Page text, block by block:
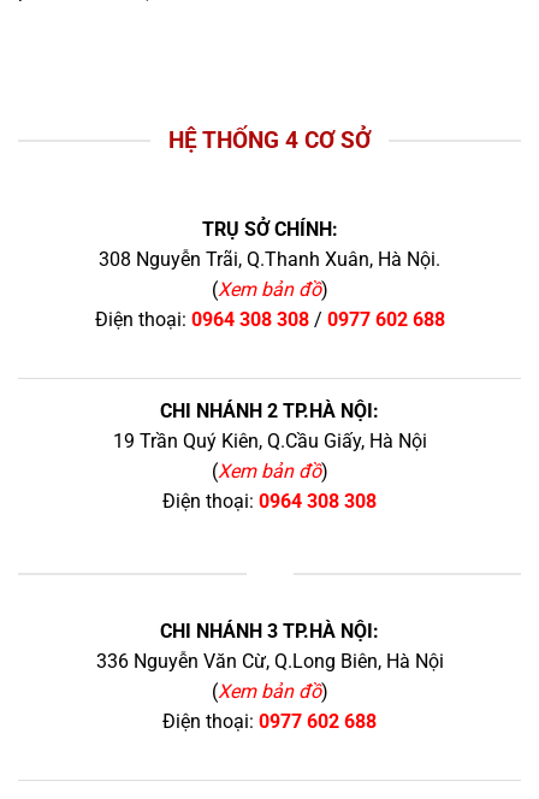
HỆ THỐNG 4 CƠ SỞ
TRỤ SỞ CHÍNH:
308 Nguyễn Trãi, Q.Thanh Xuân, Hà Nội.
(Xem bản đồ)
Điện thoại: 0964 308 308/ 0977 602 688
CHI NHÁNH 2 TP.HÀ NỘI:
19 Trần Quý Kiên, Q.Cầu Giấy, Hà Nội
(Xem bản đồ)
Điện thoại: 0964 308 308
CHI NHÁNH 3 TP.HÀ NỘI:
336 Nguyễn Văn Cừ, Q.Long Biên, Hà Nội
(Xem bản đồ)
Điện thoại: 0977 602 688